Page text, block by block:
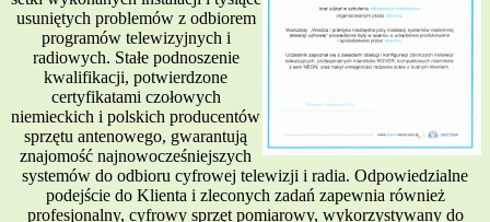
usuniętych problemów z odbiorem
programów telewizyjnych i
radiowych. Stałe podnoszenie
kwalifikacji, potwierdzone
certyfikatami czołowych
niemieckich i polskich producentów
sprzętu antenowego, gwarantują
znajomość najnowocześniejszych
systemów do odbioru cyfrowej telewizji i radia. Odpowiedzialne
podejście do Klienta i zleconych zadań zapewnia również
profesjonalny, cyfrowy sprzęt pomiarowy, wykorzystywany do